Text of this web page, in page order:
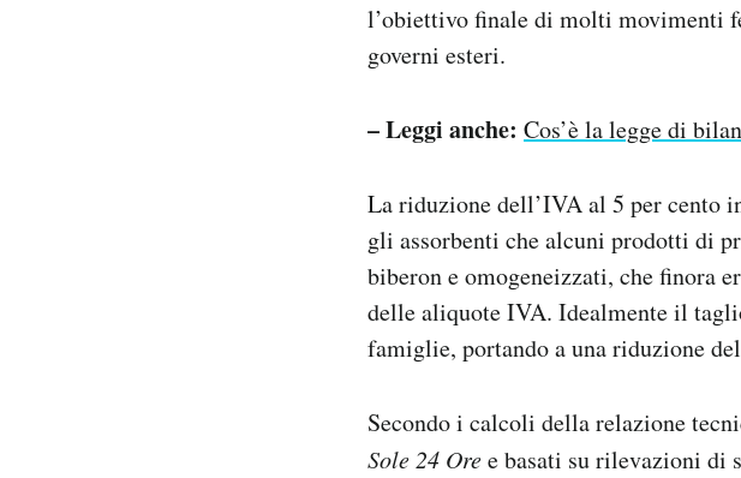
l’obiettivo finale di molti movimenti
governi esteri.
– Leggi anche: Cos’è la legge di
La riduzione dell’IVA al 5 per cento
gli assorbenti che alcuni prodotti di
biberon e omogeneizzati, che finora
delle aliquote IVA. Idealmente il
famiglie, portando a una riduzione
Secondo i calcoli della relazione
Sole 24 Oree basati su rilevazioni di